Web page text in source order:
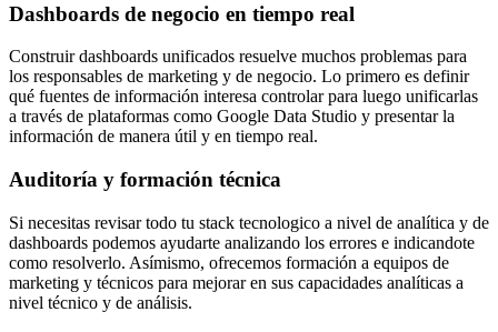
Dashboards de negocio en tiempo real
Construir dashboards unificados resuelve muchos problemas para
los responsables de marketing y de negocio. Lo primero es definir
qué fuentes de información interesa controlar para luego unificarlas
a través de plataformas como Google Data Studio y presentar la
información de manera útil y en tiempo real.
Auditoría y formación técnica
Si necesitas revisar todo tu stack tecnologico a nivel de analítica y de
dashboards podemos ayudarte analizando los errores e indicandote
como resolverlo. Asímismo, ofrecemos formación a equipos de
marketing y técnicos para mejorar en sus capacidades analíticas a
nivel técnico y de análisis.